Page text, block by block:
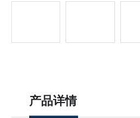
产品详情